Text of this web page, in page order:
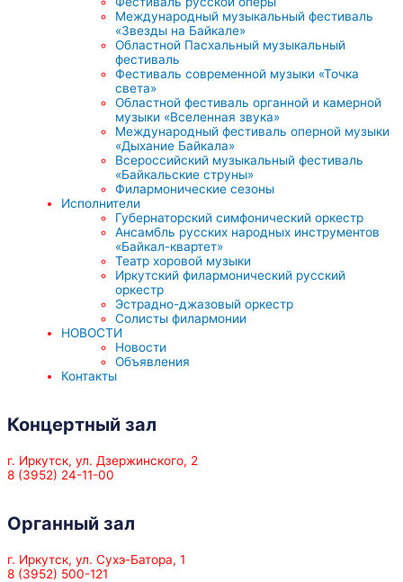
Международный музыкальный фестиваль
«Звезды на Байкале»
Областной Пасхальный музыкальный
фестиваль
Фестиваль современной музыки «Точка
света»
Областной фестиваль органной и камерной
музыки «Вселенная звука»
Международный фестиваль оперной музыки
«Дыхание Байкала»
Всероссийский музыкальный фестиваль
«Байкальские струны»
Филармонические сезоны
Исполнители
Губернаторский симфонический оркестр
Ансамбль русских народных инструментов
«Байкал-квартет»
Театр хоровой музыки
Иркутский филармонический русский
оркестр
Эстрадно-джазовый оркестр
Солисты филармонии
НОВОСТИ
Новости
Объявления
Контакты
Концертный зал
г. Иркутск, ул. Дзержинского, 2
8 (3952) 24-11-00
Органный зал
г. Иркутск, ул. Сухэ-Батора, 1
8 (3952) 500-121